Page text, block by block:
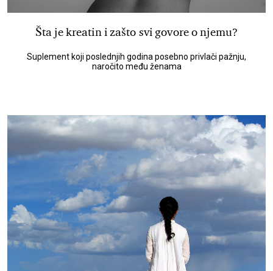
Šta je kreatin i zašto svi govore o njemu?
Suplement koji poslednjih godina posebno privlači pažnju,
naročito među ženama